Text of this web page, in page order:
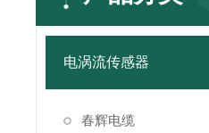
电涡流传感器
春辉电缆